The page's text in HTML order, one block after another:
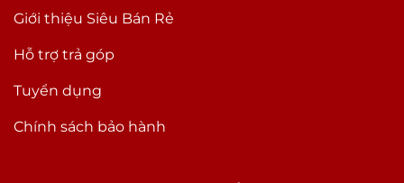
Giới thiệu Siêu Bán Rẻ
Hỗ trợ trả góp
Tuyển dụng
Chính sách bảo hành